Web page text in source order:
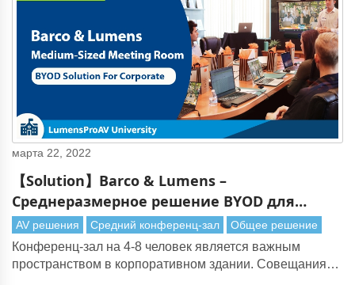
марта 22, 2022
【Solution】Barco & Lumens –
Среднеразмерное решение BYOD для
конференц-залов для корпоративных
организаций
AV решения Средний конференц-зал Общее решение
Конференц-зал на 4-8 человек является важным
пространством в корпоративном здании. Совещания